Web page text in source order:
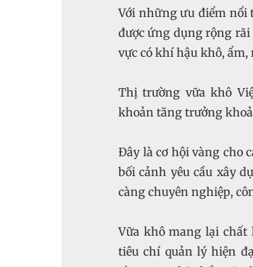
Với những ưu điểm nổi
được ứng dụng rộng
vực có khí hậu khô,
Thị trường vữa khô
khoản tăng trưởng
Đây là cơ hội vàng cho
bối cảnh yêu cầu xây
càng chuyên nghiệp,
Vữa khô mang lại
tiêu chí quản lý hiện